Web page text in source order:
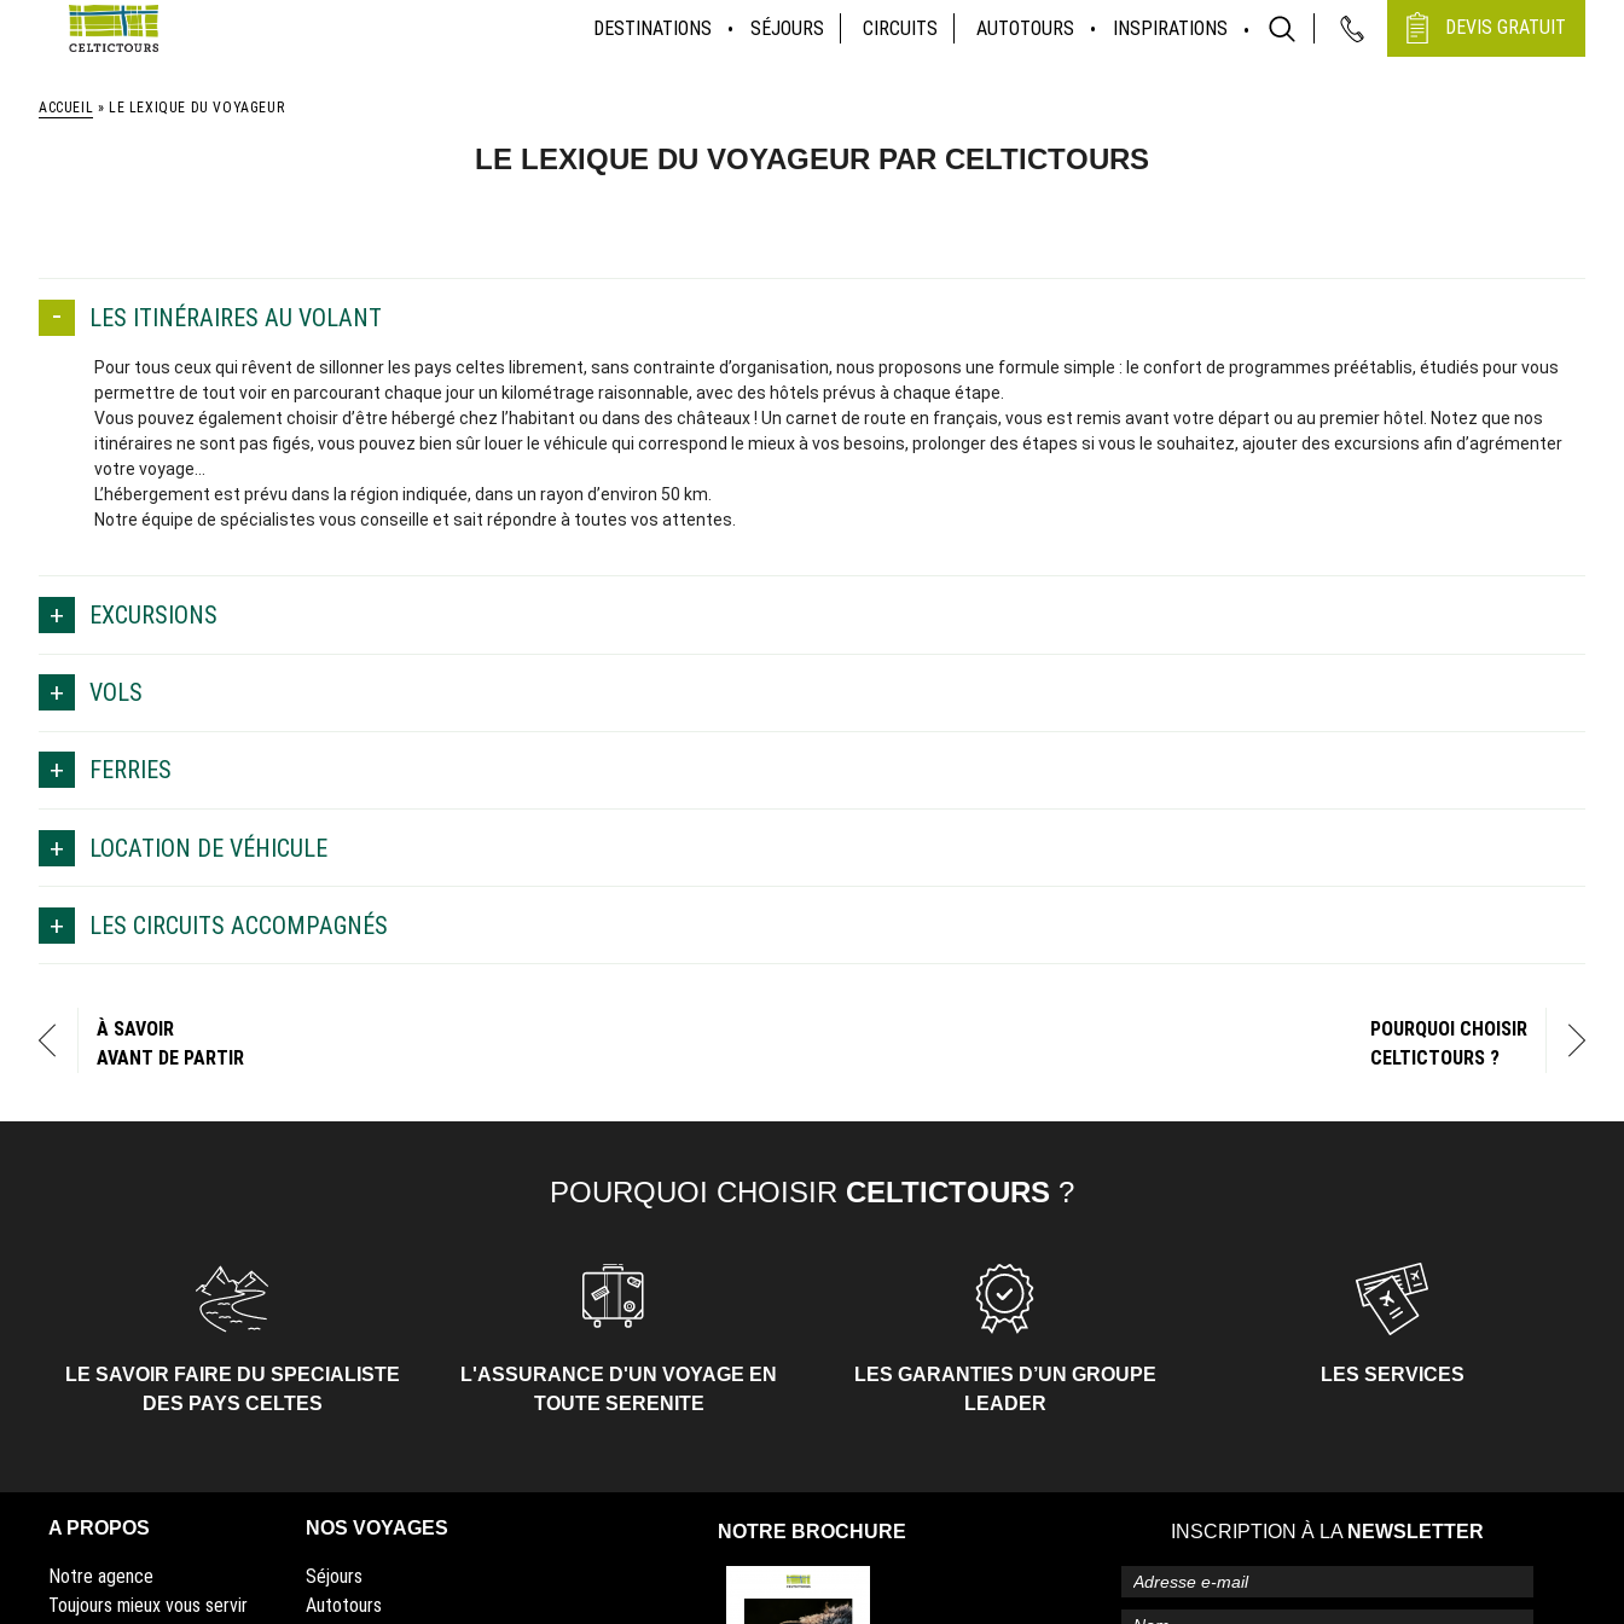
DESTINATIONS SÉJOURS CIRCUITS AUTOTOURS INSPIRATIONS DEVIS GRATUIT
ACCUEIL » LE LEXIQUE DU VOYAGEUR
LE LEXIQUE DU VOYAGEUR PAR CELTICTOURS
LES ITINÉRAIRES AU VOLANT
Pour tous ceux qui rêvent de sillonner les pays celtes librement, sans contrainte d’organisation, nous proposons une formule simple : le confort de programmes préétablis, étudiés pour vous
permettre de tout voir en parcourant chaque jour un kilométrage raisonnable, avec des hôtels prévus à chaque étape.
Vous pouvez également choisir d’être hébergé chez l’habitant ou dans des châteaux ! Un carnet de route en français, vous est remis avant votre départ ou au premier hôtel. Notez que nos
itinéraires ne sont pas figés, vous pouvez bien sûr louer le véhicule qui correspond le mieux à vos besoins, prolonger des étapes si vous le souhaitez, ajouter des excursions afin d’agrémenter
votre voyage…
L’hébergement est prévu dans la région indiquée, dans un rayon d’environ 50 km.
Notre équipe de spécialistes vous conseille et sait répondre à toutes vos attentes.
EXCURSIONS
VOLS
FERRIES
LOCATION DE VÉHICULE
LES CIRCUITS ACCOMPAGNÉS
À SAVOIR
AVANT DE PARTIR
POURQUOI CHOISIR
CELTICTOURS ?
POURQUOI CHOISIR CELTICTOURS ?
LE SAVOIR FAIRE DU SPECIALISTE
DES PAYS CELTES
L'ASSURANCE D'UN VOYAGE EN
TOUTE SERENITE
LES GARANTIES D’UN GROUPE
LEADER
LES SERVICES
A PROPOS
Notre agence
Toujours mieux vous servir
NOS VOYAGES
Séjours
Autotours
NOTRE BROCHURE INSCRIPTION À LA NEWSLETTER